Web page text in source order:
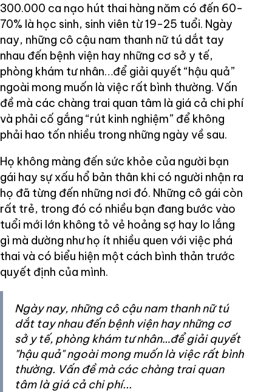
300.000 ca nạo hút thai hàng năm có đến 60-
70% là học sinh, sinh viên từ 19-25 tuổi. Ngày
nay, những cô cậu nam thanh nữ tú dắt tay
nhau đến bệnh viện hay những cơ sở y tế,
phòng khám tư nhân…để giải quyết “hậu quả”
ngoài mong muốn là việc rất bình thường. Vấn
đề mà các chàng trai quan tâm là giá cả chi phí
và phải cố gắng “rút kinh nghiệm” để không
phải hao tốn nhiều trong những ngày về sau.
Họ không màng đến sức khỏe của người bạn
gái hay sự xấu hổ bản thân khi có người nhận ra
họ đã từng đến những nơi đó. Những cô gái còn
rất trẻ, trong đó có nhiều bạn đang bước vào
tuổi mới lớn không tỏ vẻ hoảng sợ hay lo lắng
gì mà dường như họ ít nhiều quen với việc phá
thai và có biểu hiện một cách bình thản trước
quyết định của mình.
Ngày nay, những cô cậu nam thanh nữ tú
dắt tay nhau đến bệnh viện hay những cơ
sở y tế, phòng khám tư nhân…để giải quyết
"hậu quả" ngoài mong muốn là việc rất bình
thường. Vấn đề mà các chàng trai quan
tâm là giá cả chi phí...